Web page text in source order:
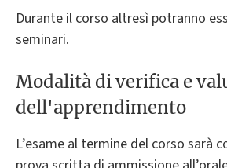
Durante il corso altresì potranno
seminari.
Modalità di verifica e
dell'apprendimento
L’esame al termine del corso sarà